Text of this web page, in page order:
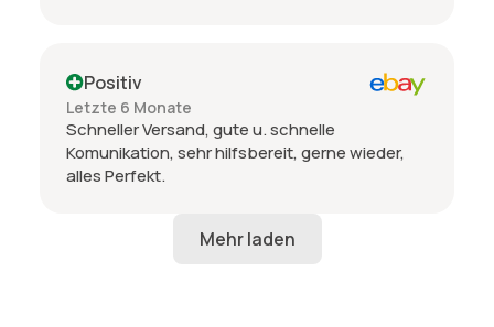
Positiv
Letzte 6 Monate
Schneller Versand, gute u. schnelle
Komunikation, sehr hilfsbereit, gerne wieder,
alles Perfekt.